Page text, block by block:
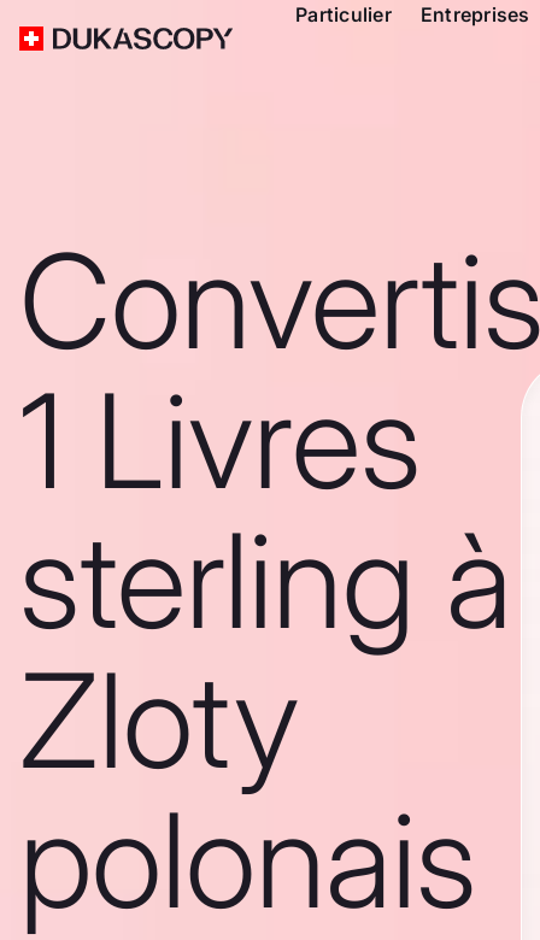
Particulier Entreprises
1 Livres
sterling à
Zloty
polonais